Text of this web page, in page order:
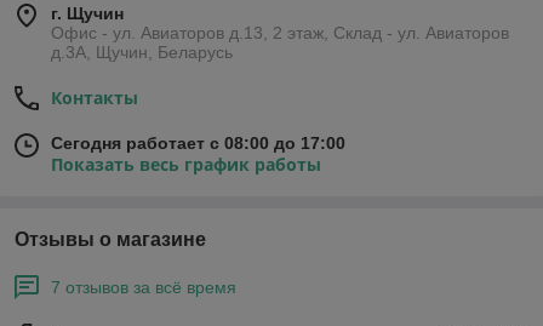
г. Щучин
Офис - ул. Авиаторов д.13, 2 этаж, Склад - ул. Авиаторов
д.3А, Щучин, Беларусь
Контакты
Сегодня работает с 08:00 до 17:00
Показать весь график работы
Отзывы о магазине
7 отзывов за всё время